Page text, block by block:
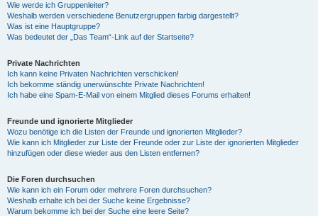
Wie werde ich Gruppenleiter?
Weshalb werden verschiedene Benutzergruppen farbig dargestellt?
Was ist eine Hauptgruppe?
Was bedeutet der „Das Team“-Link auf der Startseite?
Private Nachrichten
Ich kann keine Privaten Nachrichten verschicken!
Ich bekomme ständig unerwünschte Private Nachrichten!
Ich habe eine Spam-E-Mail von einem Mitglied dieses Forums erhalten!
Freunde und ignorierte Mitglieder
Wozu benötige ich die Listen der Freunde und ignorierten Mitglieder?
Wie kann ich Mitglieder zur Liste der Freunde oder zur Liste der ignorierten Mitglieder
hinzufügen oder diese wieder aus den Listen entfernen?
Die Foren durchsuchen
Wie kann ich ein Forum oder mehrere Foren durchsuchen?
Weshalb erhalte ich bei der Suche keine Ergebnisse?
Warum bekomme ich bei der Suche eine leere Seite?